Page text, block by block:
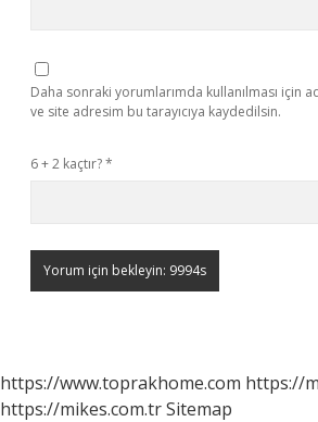
Daha sonraki yorumlarımda kullanılması için
ve site adresim bu tarayıcıya kaydedilsin.
6 + 2 kaçtır?*
https://www.toprakhome.com https://
https://mikes.com.trSitemap